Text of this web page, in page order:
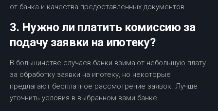
от банка и качества предоставленных документов.
3. Нужно ли платить комиссию за
подачу заявки на ипотеку?
В большинстве случаев банки взимают небольшую плату
за обработку заявки на ипотеку, но некоторые
предлагают бесплатное рассмотрение заявок. Лучше
уточнить условия в выбранном вами банке.